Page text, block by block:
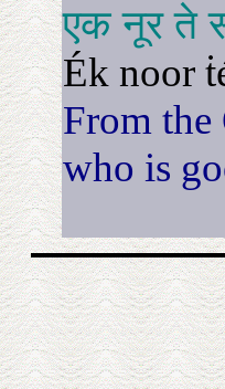
एक नूर ते
Ék noor
From the
who is